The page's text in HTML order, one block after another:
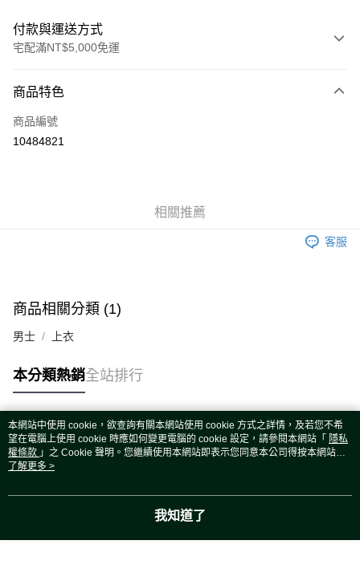
付款與運送方式
宅配滿NT$5,000免運
信用卡一次付款
LINE Pay
宅配(外島)
每筆NT$120，滿NT$5,000(含以上)免運費
商品特色
商品編號
10484821
相關推薦
客服
商品相關分類 (1)
男士 上衣
本分類熱銷全站排行
熱門標籤
本網站中使用 cookie，欲查詢有關本網站使用 cookie 方式之詳情，及若您不希
望在電腦上使用 cookie 時應如何變更電腦的 cookie 設定，請參閱本網站「 隱私
權條款 」之 Cookie 聲明。您繼續使用本網站即表示您同意本公司得按本網站使
用條款之 Cookie 聲明使用 cookie。
了解更多 >
我知道了